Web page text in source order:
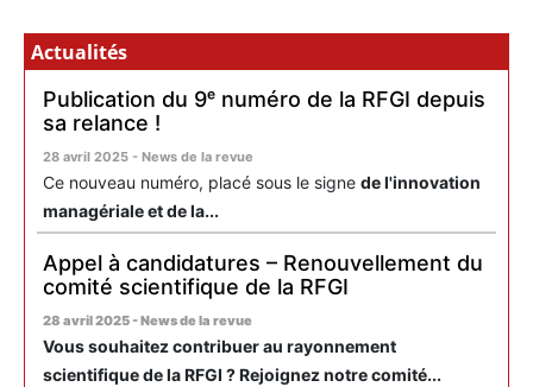
Actualités
Publication du 9ᵉ numéro de la RFGI depuis
sa relance !
28 avril 2025 - News de la revue
Ce nouveau numéro, placé sous le signe de l'innovation
managériale et de la...
Appel à candidatures – Renouvellement du
comité scientifique de la RFGI
28 avril 2025 - News de la revue
Vous souhaitez contribuer au rayonnement
scientifique de la RFGI ? Rejoignez notre comité...